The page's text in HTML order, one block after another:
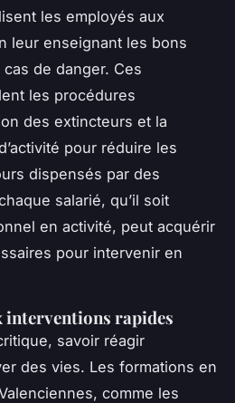
les employés aux
leur enseignant les bons
de danger. Ces
les procédures
des extincteurs et la
pour réduire les
dispensés par des
salarié, qu’il soit
en activité, peut acquérir
pour intervenir en
interventions rapides
savoir réagir
des vies. Les formations en
comme les